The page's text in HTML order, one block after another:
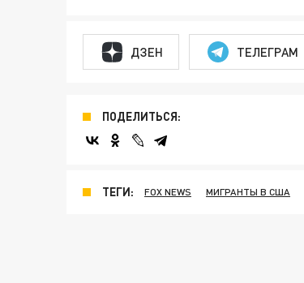
ДЗЕН ТЕЛЕГРАМ
ПОДЕЛИТЬСЯ:
ТЕГИ: FOX NEWS МИГРАНТЫ В США